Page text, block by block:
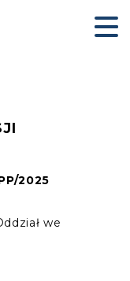
2025
we